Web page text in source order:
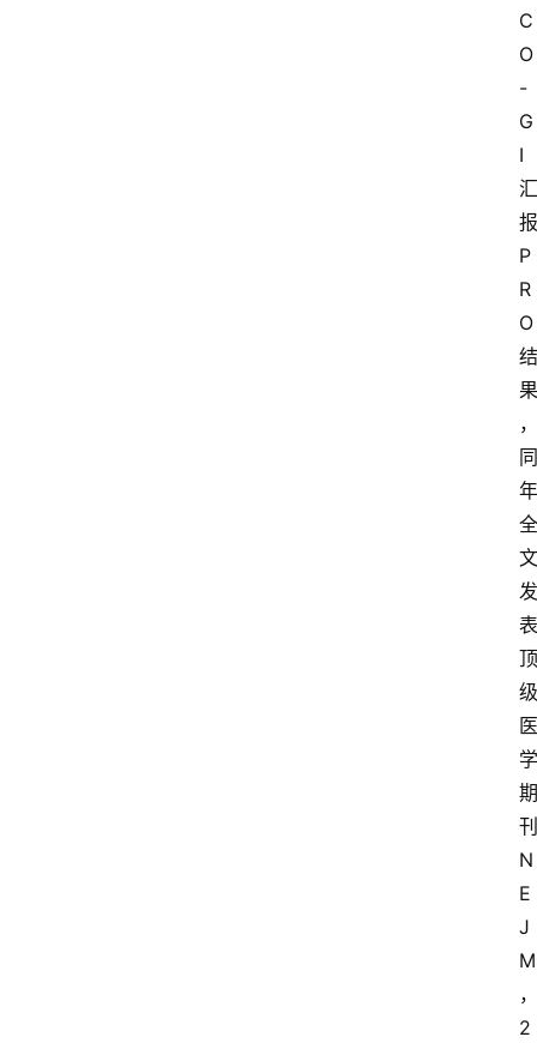
C
O
-
G
I
汇
报
P
R
O
结
果
，
同
年
全
文
发
表
顶
级
医
学
期
刊
N
E
J
M
，
2